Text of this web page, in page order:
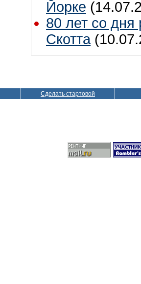
Йорке
80 лет со
Скотта
Сделать стартовой